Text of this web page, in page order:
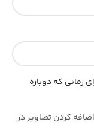
زمانی که دوباره
کردن تصاویر در